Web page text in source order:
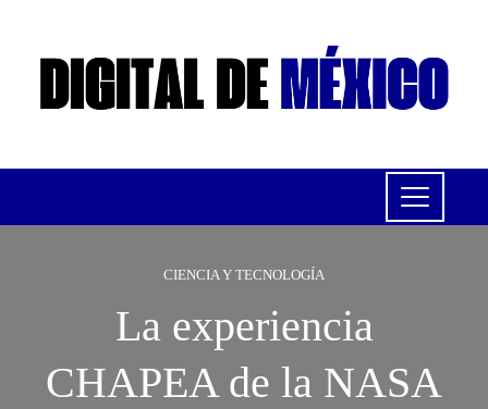
CIENCIA Y TECNOLOGÍA
La experiencia
CHAPEA de la NASA